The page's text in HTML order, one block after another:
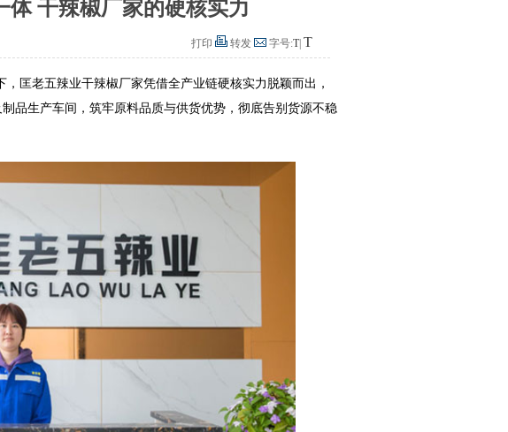
体 干辣椒厂家的硬核实力
打印 转发 字号:T| T
匡老五辣业干辣椒厂家凭借全产业链硬核实力脱颖而出，
品生产车间，筑牢原料品质与供货优势，彻底告别货源不稳